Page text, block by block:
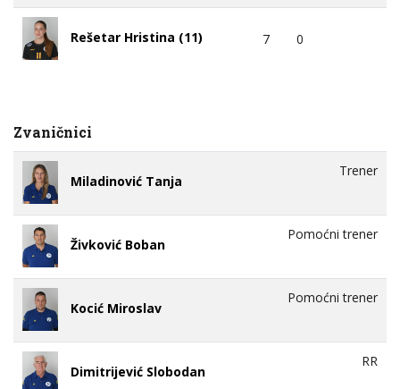
Rešetar Hristina (11) 7 0
Zvaničnici
Miladinović Tanja
Trener
Živković Boban
Pomoćni trener
Kocić Miroslav
Pomoćni trener
Dimitrijević Slobodan
RR